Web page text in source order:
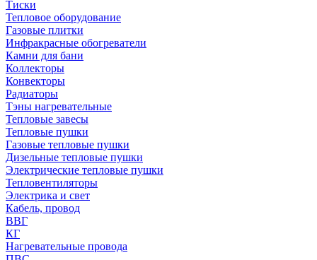
Тиски
Тепловое оборудование
Газовые плитки
Инфракрасные обогреватели
Камни для бани
Коллекторы
Конвекторы
Радиаторы
Тэны нагревательные
Тепловые завесы
Тепловые пушки
Газовые тепловые пушки
Дизельные тепловые пушки
Электрические тепловые пушки
Тепловентиляторы
Электрика и свет
Кабель, провод
ВВГ
КГ
Нагревательные провода